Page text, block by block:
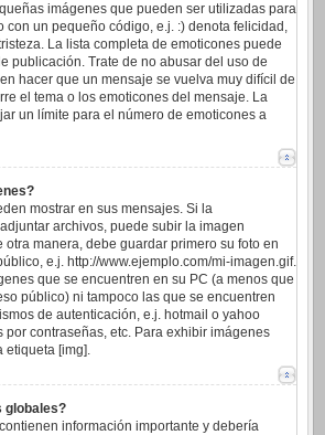
imágenes que pueden ser utilizadas para
con un pequeño código, e.j. :) denota felicidad,
La lista completa de emoticones puede
publicación. Trate de no abusar del uso de
hacer que un mensaje se vuelva muy difícil de
el tema o los emoticones del mensaje. La
un límite para el número de emoticones a
mostrar en sus mensajes. Si la
archivos, puede subir la imagen
otra manera, debe guardar primero su foto en
e.j. http://www.ejemplo.com/mi-imagen.gif.
que se encuentren en su PC (a menos que
público) ni tampoco las que se encuentren
de autenticación, e.j. hotmail o yahoo
por contraseñas, etc. Para exhibir imágenes
etiqueta [img].
globales?
información importante y debería